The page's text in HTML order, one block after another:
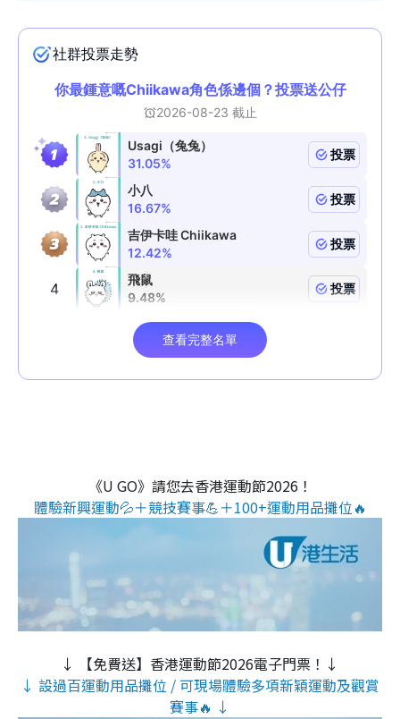
《U GO》請您去香港運動節2026！
體驗新興運動💦＋競技賽事💪＋100+運動用品攤位🔥
↓ 【免費送】香港運動節2026電子門票！↓
↓ 設過百運動用品攤位 / 可現場體驗多項新穎運動及觀賞
賽事🔥 ↓